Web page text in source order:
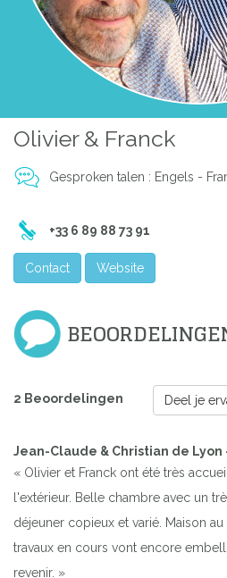
Olivier & Franck
Gesproken talen : Engels -
+33 6 89 88 73 91
Contact Website
2 Beoordelingen Deel je
Jean-Claude & Christian de Lyon
« Olivier et Franck ont été très
l'extérieur. Belle chambre avec un
déjeuner copieux et varié. Maison
travaux en cours vont encore
revenir. »